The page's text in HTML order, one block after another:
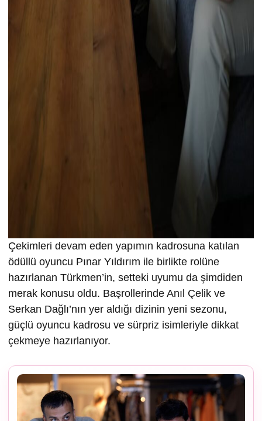
Çekimleri devam eden yapımın kadrosuna katılan
ödüllü oyuncu Pınar Yıldırım ile birlikte rolüne
hazırlanan Türkmen’in, setteki uyumu da şimdiden
merak konusu oldu. Başrollerinde Anıl Çelik ve
Serkan Dağlı’nın yer aldığı dizinin yeni sezonu,
güçlü oyuncu kadrosu ve sürpriz isimleriyle dikkat
çekmeye hazırlanıyor.